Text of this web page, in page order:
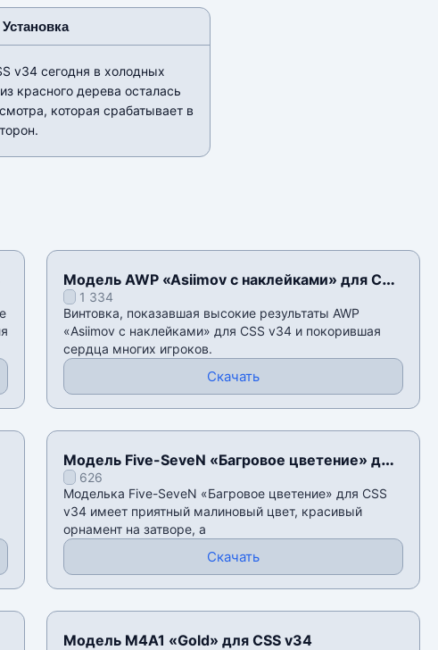
Установка
v34 сегодня в холодных
красного дерева осталась
которая срабатывает в
Модель AWP «Asiimov с наклейками» для CSS
v341 334
Винтовка, показавшая высокие результаты AWP
«Asiimov с наклейками» для CSS v34 и покорившая
сердца многих игроков.
Скачать
Модель Five-SeveN «Багровое цветение» для
CSS v34
626
Моделька Five-SeveN «Багровое цветение» для CSS
v34 имеет приятный малиновый цвет, красивый
орнамент на затворе, а
Скачать
Модель M4A1 «Gold» для CSS v34